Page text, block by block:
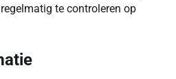
te controleren op